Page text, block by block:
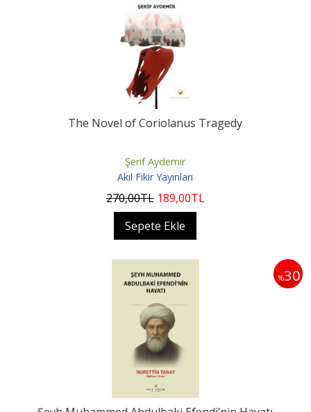
The Novel of Coriolanus Tragedy
Şerif Aydemir
Akıl Fikir Yayınları
270,00TL 189,00TL
Sepete Ekle
%30